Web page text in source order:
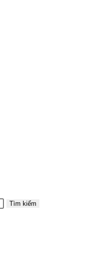
Tìm kiếm